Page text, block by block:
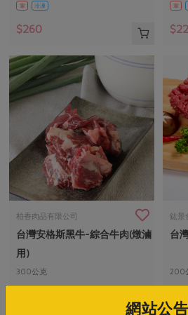
葷 冷凍
$260
葷
柏香肉品有限公司
台灣安格斯黑牛-綜合牛肉(燉滷
用)
300公克
鈜景
司
台
200
網站公告